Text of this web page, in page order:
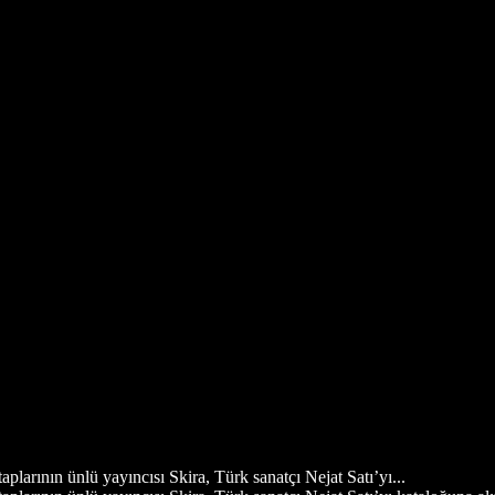
ünlü yayıncısı Skira, Türk sanatçı Nejat Satı’yı...